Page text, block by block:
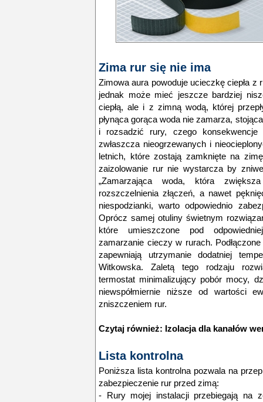
Zima rur się nie ima
Zimowa aura powoduje ucieczkę ciepła
jednak może mieć jeszcze bardziej
ciepłą, ale i z zimną wodą, której
płynąca gorąca woda nie zamarza,
i rozsadzić rury, czego
zwłaszcza nieogrzewanych i
letnich, które zostają zamknięte na
zaizolowanie rur nie wystarcza by
„Zamarzająca woda, która
rozszczelnienia złączeń, a nawet
niespodzianki, warto odpowiednio
Oprócz samej otuliny świetnym
które umieszczone pod
zamarzanie cieczy w rurach.
zapewniają utrzymanie dodatniej
Witkowska. Zaletą tego rodzaju
termostat minimalizujący pobór mocy,
niewspółmiernie niższe od wartości
zniszczeniem rur.
Czytaj również: Izolacja dla kanałów
Lista kontrolna
Poniższa lista kontrolna pozwala na
zabezpieczenie rur przed zimą:
- Rury mojej instalacji przebiegają na